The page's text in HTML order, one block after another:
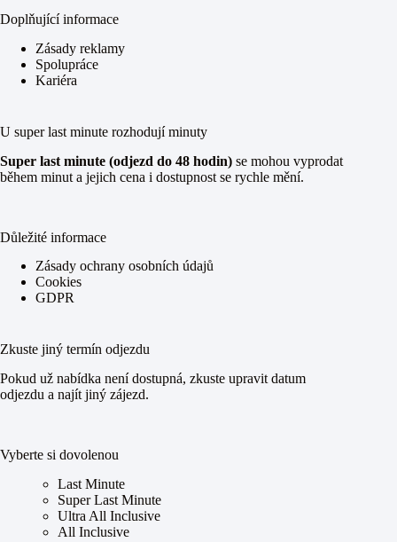
Doplňující informace
Zásady reklamy
Spolupráce
Kariéra
U super last minute rozhodují minuty
Super last minute (odjezd do 48 hodin) se mohou vyprodat
během minut a jejich cena i dostupnost se rychle mění.
Důležité informace
Zásady ochrany osobních údajů
Cookies
GDPR
Zkuste jiný termín odjezdu
Pokud už nabídka není dostupná, zkuste upravit datum
odjezdu a najít jiný zájezd.
Vyberte si dovolenou
Last Minute
Super Last Minute
Ultra All Inclusive
All Inclusive